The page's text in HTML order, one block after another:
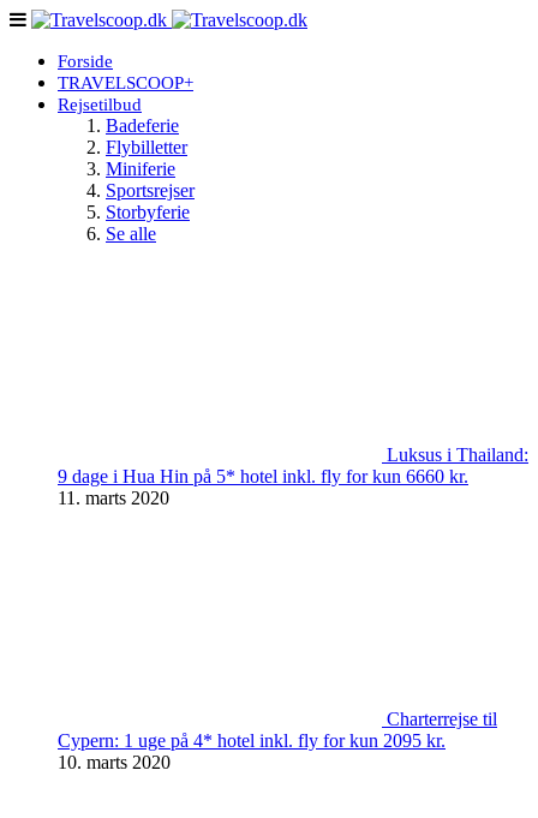
Forside
TRAVELSCOOP+
Rejsetilbud
Badeferie
Flybilletter
Miniferie
Sportsrejser
Storbyferie
Se alle
Luksus i Thailand:
9 dage i Hua Hin på 5* hotel inkl. fly for kun 6660 kr.
11. marts 2020
Charterrejse til
Cypern: 1 uge på 4* hotel inkl. fly for kun 2095 kr.
10. marts 2020